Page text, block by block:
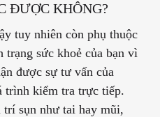
ĐƯỢC KHÔNG?
tuy nhiên còn phụ thuộc
sức khoẻ của bạn vì
được sự tư vấn của
trình kiểm tra trực tiếp.
sụn như tai hay mũi,